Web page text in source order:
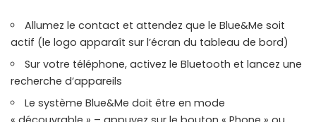
Allumez le contact et attendez que le Blue&Me soit
actif (le logo apparaît sur l’écran du tableau de bord)
Sur votre téléphone, activez le Bluetooth et lancez une
recherche d’appareils
Le système Blue&Me doit être en mode